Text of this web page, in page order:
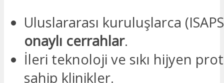
Uluslararası kuruluşlarca
onaylı cerrahlar.
İleri teknoloji ve sıkı hijyen
sahip klinikler.